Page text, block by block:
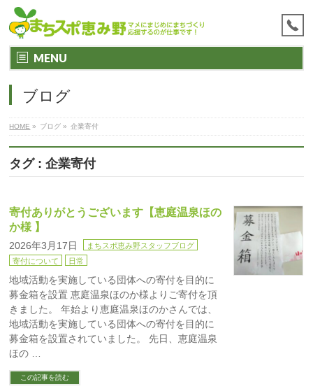
MENU
ブログ
HOME » ブログ » 企業寄付
タグ : 企業寄付
寄付ありがとうございます【恵庭温泉ほの
か様 】
2026年3月17日
まちスポ恵み野スタッフブログ
寄付について
日常
地域活動を実施している団体への寄付を目的に
募金箱を設置 恵庭温泉ほのか様よりご寄付を頂
きました。 年始より恵庭温泉ほのかさんでは、
地域活動を実施している団体への寄付を目的に
募金箱を設置されていました。 先日、恵庭温泉
ほの …
この記事を読む